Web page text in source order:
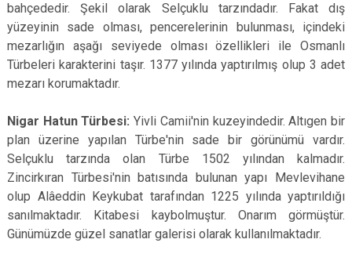
bahçededir. Şekil olarak Selçuklu tarzındadır. Fakat dış
yüzeyinin sade olması, pencerelerinin bulunması, içindeki
mezarlığın aşağı seviyede olması özellikleri ile Osmanlı
Türbeleri karakterini taşır. 1377 yılında yaptırılmış olup 3 adet
mezarı korumaktadır.
Nigar Hatun Türbesi: Yivli Camii'nin kuzeyindedir. Altıgen bir
plan üzerine yapılan Türbe'nin sade bir görünümü vardır.
Selçuklu tarzında olan Türbe 1502 yılından kalmadır.
Zincirkıran Türbesi'nin batısında bulunan yapı Mevlevihane
olup Alâeddin Keykubat tarafından 1225 yılında yaptırıldığı
sanılmaktadır. Kitabesi kaybolmuştur. Onarım görmüştür.
Günümüzde güzel sanatlar galerisi olarak kullanılmaktadır.